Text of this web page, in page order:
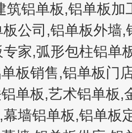
筑铝单板,铝单板
公司,铝单板外墙
家,弧形包柱铝单
板销售,铝单板门
单板,艺术铝单板
墙铝单板,铝单板